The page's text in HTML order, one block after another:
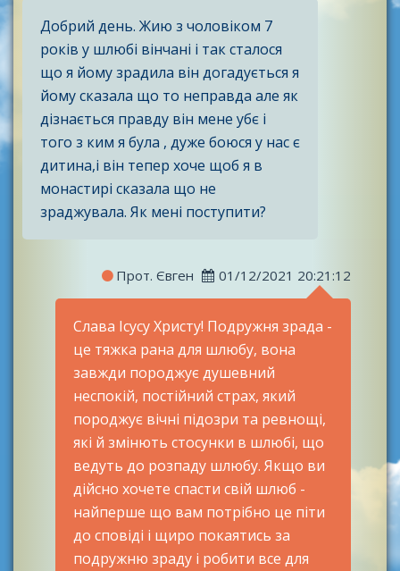
Добрий день. Жию з чоловіком 7
років у шлюбі вінчані і так сталося
що я йому зрадила він догадується я
йому сказала що то неправда але як
дізнається правду він мене убє і
того з ким я була , дуже боюся у нас є
дитина,і він тепер хоче щоб я в
монастирі сказала що не
зраджувала. Як мені поступити?
Прот. Євген 01/12/2021 20:21:12
Слава Ісусу Христу! Подружня зрада -
це тяжка рана для шлюбу, вона
завжди породжує душевний
неспокій, постійний страх, який
породжує вічні підозри та ревнощі,
які й змінють стосунки в шлюбі, що
ведуть до розпаду шлюбу. Якщо ви
дійсно хочете спасти свій шлюб -
найперше що вам потрібно це піти
до сповіді і щиро покаятись за
подружню зраду і робити все для